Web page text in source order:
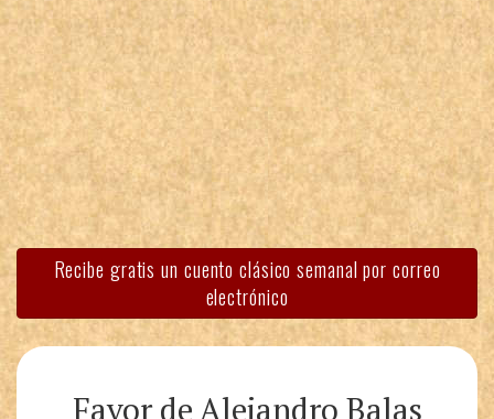
Recibe gratis un cuento clásico semanal por correo
electrónico
Favor de Alejandro Balas